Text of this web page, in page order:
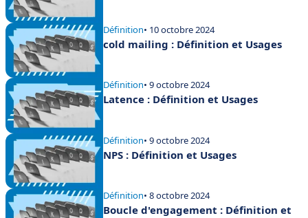
Définition• 10 octobre 2024
cold mailing : Définition et Usages
Définition• 9 octobre 2024
Latence : Définition et Usages
Définition• 9 octobre 2024
NPS : Définition et Usages
Définition• 8 octobre 2024
Boucle d'engagement : Définition et